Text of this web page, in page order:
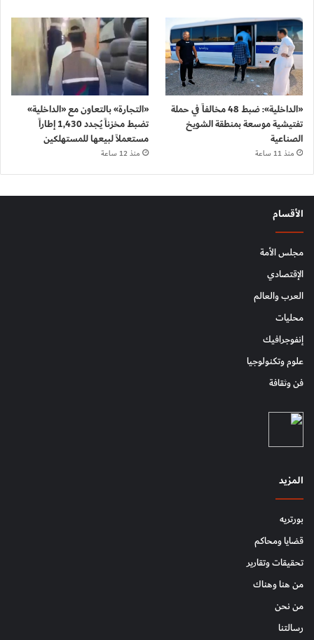
«الداخلية»: ضبط 48 مخالفاً في حملة
تفتيشية موسعة بمنطقة الشويخ
الصناعية
منذ 11 ساعة
«التجارة» بالتعاون مع «الداخلية»
تضبط مخزناً يُجدد 1,430 إطاراً
مستعملاً لبيعها للمستهلكين
منذ 12 ساعة
الأقسام
مجلس الأمة
الإقتصادي
العرب والعالم
محليات
إنفوجرافيك
علوم وتكنولوجيا
فن وثقافة
المزيد
بورتريه
قضايا ومحاكم
تحقيقات وتقارير
من هنا وهناك
من نحن
رسالتنا